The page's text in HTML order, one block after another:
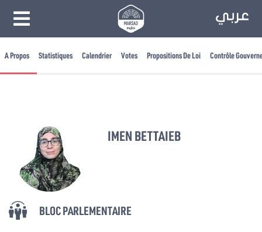
A Propos Statistiques Calendrier Votes Propositions De Loi Contrôle
IMEN BETTAIEB
BLOC PARLEMENTAIRE